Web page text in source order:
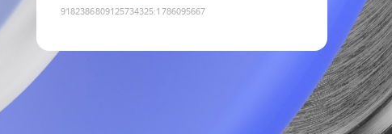
9182386809125734325:1786095667